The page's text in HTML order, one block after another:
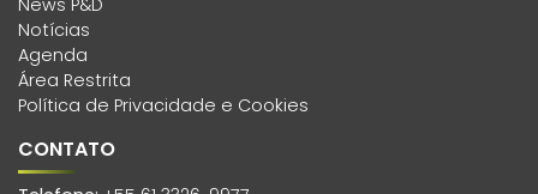
News P&D
Notícias
Agenda
Área Restrita
Política de Privacidade e Cookies
CONTATO